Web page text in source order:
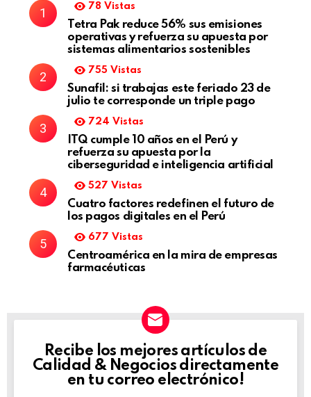
78 Vistas
Tetra Pak reduce 56% sus emisiones
operativas y refuerza su apuesta por
sistemas alimentarios sostenibles
755 Vistas
Sunafil: si trabajas este feriado 23 de
julio te corresponde un triple pago
724 Vistas
ITQ cumple 10 años en el Perú y
refuerza su apuesta por la
ciberseguridad e inteligencia artificial
527 Vistas
Cuatro factores redefinen el futuro de
los pagos digitales en el Perú
677 Vistas
Centroamérica en la mira de empresas
farmacéuticas
NEWSLETTER
Recibe los mejores artículos de
Calidad & Negocios directamente
en tu correo electrónico!